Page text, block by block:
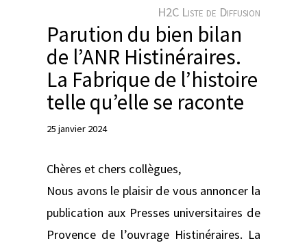
H2C Liste de Diffusion
Parution du bien bilan
de l’ANR Histinéraires.
La Fabrique de l’histoire
telle qu’elle se raconte
25 janvier 2024
Chères et chers collègues,
Nous avons le plaisir de vous annoncer la
publication aux Presses universitaires de
Provence de l’ouvrage Histinéraires. La